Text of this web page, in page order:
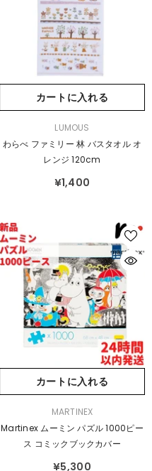
カートに入れる
売
LUMOUS
わらべ ファミリー 林 バスタオル オ
レンジ 120cm
¥1,400
カートに入れる
売
MARTINEX
Martinex ムーミン パズル 1000ピー
ス コミックブックカバー
¥5,300